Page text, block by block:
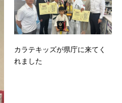
カラテキッズが県庁に来てく
れました